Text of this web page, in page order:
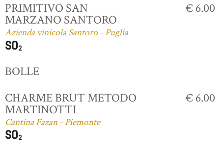
PRIMITIVO SAN
MARZANO SANTORO
Azienda vinicola Santoro - Puglia
€ 6.00
BOLLE
CHARME BRUT METODO
MARTINOTTI
Cantina Fazan - Piemonte
€ 6.00